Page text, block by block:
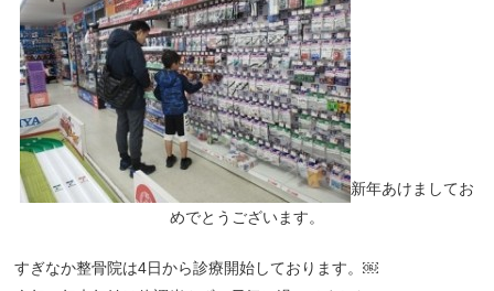
新年あけましてお
めでとうございます。
すぎなか整骨院は4日から診療開始しております。￼